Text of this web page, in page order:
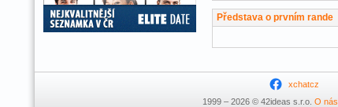
Představa o prvním rande
xchatcz
1999 – 2026 © 42ideas s.r.o. O nás